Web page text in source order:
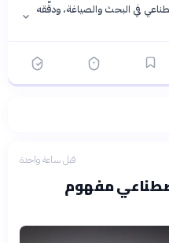
في البحث والصياغة، ودقّقه
قبل ساعة واحدة
مفهوم